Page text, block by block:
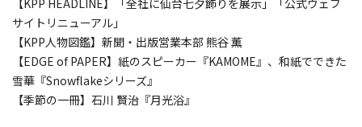
【KPP HEADLINE】「全社に仙台七夕飾りを展示」「公式ウェブ
サイトリニューアル」
【KPP人物図鑑】新聞・出版営業本部 熊谷 薫
【EDGE of PAPER】紙のスピーカー『KAMOME』、和紙でできた
雪華『Snowflakeシリーズ』
【季節の一冊】石川 賢治『月光浴』